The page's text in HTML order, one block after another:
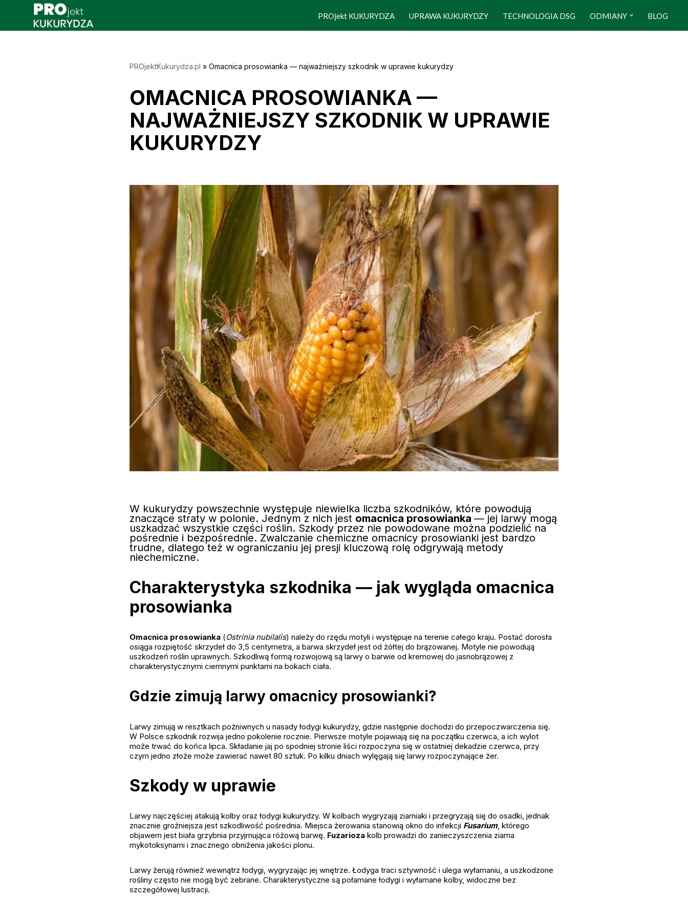
Przejdź
PROjekt KUKURYDZA UPRAWA KUKURYDZY TECHNOLOGIA DSG ODMIANY BLOG
PROjektKukurydza.pl » Omacnica prosowianka — najważniejszy szkodnik w uprawie kukurydzy
OMACNICA PROSOWIANKA —
NAJWAŻNIEJSZY SZKODNIK W UPRAWIE
KUKURYDZY
W kukurydzy powszechnie występuje niewielka liczba szkodników, które powodują
znaczące straty w polonie. Jednym z nich jest omacnica prosowianka — jej larwy mogą
uszkadzać wszystkie części roślin. Szkody przez nie powodowane można podzielić na
pośrednie i bezpośrednie. Zwalczanie chemiczne omacnicy prosowianki jest bardzo
trudne, dlatego też w ograniczaniu jej presji kluczową rolę odgrywają metody
niechemiczne.
Charakterystyka szkodnika — jak wygląda omacnica
prosowianka
Omacnica prosowianka (Ostrinia nubilalis) należy do rzędu motyli i występuje na terenie całego kraju. Postać dorosła
osiąga rozpiętość skrzydeł do 3,5 centymetra, a barwa skrzydeł jest od żółtej do brązowanej. Motyle nie powodują
uszkodzeń roślin uprawnych. Szkodliwą formą rozwojową są larwy o barwie od kremowej do jasnobrązowej z
charakterystycznymi ciemnymi punktami na bokach ciała.
Gdzie zimują larwy omacnicy prosowianki?
Larwy zimują w resztkach pożniwnych u nasady łodygi kukurydzy, gdzie następnie dochodzi do przepoczwarczenia się.
W Polsce szkodnik rozwija jedno pokolenie rocznie. Pierwsze motyle pojawiają się na początku czerwca, a ich wylot
może trwać do końca lipca. Składanie jaj po spodniej stronie liści rozpoczyna się w ostatniej dekadzie czerwca, przy
czym jedno złoże może zawierać nawet 80 sztuk. Po kilku dniach wylęgają się larwy rozpoczynające żer.
Szkody w uprawie
Larwy najczęściej atakują kolby oraz łodygi kukurydzy. W kolbach wygryzają ziarniaki i przegryzają się do osadki, jednak
znacznie groźniejsza jest szkodliwość pośrednia. Miejsca żerowania stanowią okno do infekcji Fusarium, którego
objawem jest biała grzybnia przyjmująca różową barwę. Fuzarioza kolb prowadzi do zanieczyszczenia ziarna
mykotoksynami i znacznego obniżenia jakości plonu.
Larwy żerują również wewnątrz łodygi, wygryzając jej wnętrze. Łodyga traci sztywność i ulega wyłamaniu, a uszkodzone
rośliny często nie mogą być zebrane. Charakterystyczne są połamane łodygi i wyłamane kolby, widoczne bez
szczegółowej lustracji.